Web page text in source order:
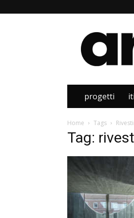
Area
progetti
Home Tags
Tag: